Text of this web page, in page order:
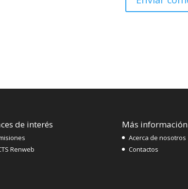
de interés
Renweb
Más información
Acerca de nosotros
Contactos